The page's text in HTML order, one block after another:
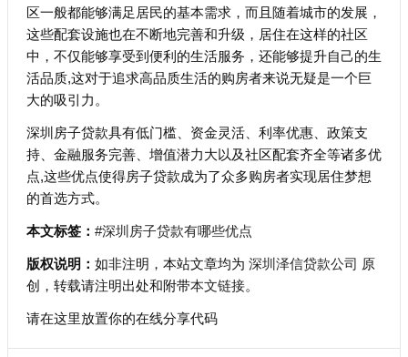
区一般都能够满足居民的基本需求，而且随着城市的发展，
这些配套设施也在不断地完善和升级，居住在这样的社区
中，不仅能够享受到便利的生活服务，还能够提升自己的生
活品质,这对于追求高品质生活的购房者来说无疑是一个巨
大的吸引力。
深圳房子贷款具有低门槛、资金灵活、利率优惠、政策支
持、金融服务完善、增值潜力大以及社区配套齐全等诸多优
点,这些优点使得房子贷款成为了众多购房者实现居住梦想
的首选方式。
本文标签： #深圳房子贷款有哪些优点
版权说明： 如非注明，本站文章均为 深圳泽信贷款公司 原
创，转载请注明出处和附带本文链接。
请在这里放置你的在线分享代码